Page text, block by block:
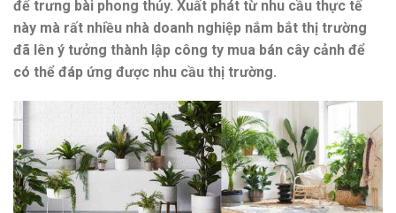
để trưng bài phong thủy. Xuất phát từ nhu cầu thực tế
này mà rất nhiều nhà doanh nghiệp nắm bắt thị trường
đã lên ý tưởng thành lập công ty mua bán cây cảnh để
có thể đáp ứng được nhu cầu thị trường.